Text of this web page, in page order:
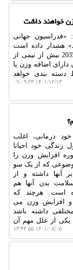
«فدراسیون جهانی
هشدار داده است
که تا سال 2035 بیش از نیمی از
اضافه وزن یا
بندی خواهد
۱۴۰۱/۱۲/۱۳ ۰۹:۰۹:۲۳
درمانی، اغلب
زندگی خود احیانا
افزایش وزن را
که از یک سو
آنها داشته و از
بدن آنها هم
است. هرچند که
و افزایش وزن می
داشته باشد
یکی از علل مهم آن
۱۴۰۱/۰۸/۰۵ ۱۳:۴۴:۵۵